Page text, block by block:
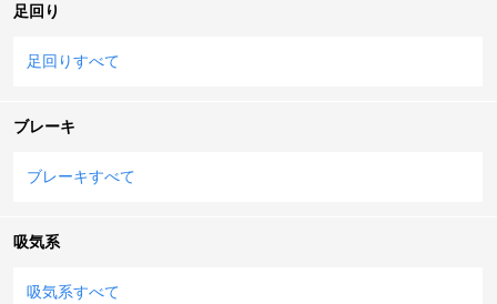
足回り
足回りすべて
ブレーキ
ブレーキすべて
吸気系
吸気系すべて